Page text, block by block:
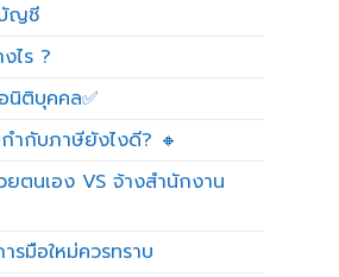
ญชี
ไร ?
นิติบุคคล✅
ำกับภาษียังไงดี? 🔸
ตนเอง VS จ้างสำนักงาน
รมือใหม่ควรทราบ